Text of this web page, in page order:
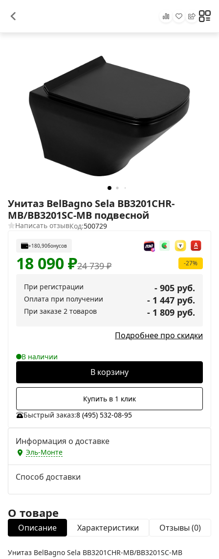
Унитаз BelBagno Sela BB3201CHR-
MB/BB3201SC-MB подвесной
Написать отзывКод:500729
+180,90бонусов
24 739₽
18 090₽ -27%
При регистрации - 905 руб.
Оплата при получении - 1 447 руб.
При заказе 2 товаров - 1 809 руб.
Подробнее про скидки
В наличии
В корзину
Купить в 1 клик
Быстрый заказ:8 (495) 532-08-95
Информация о доставке
Эль-Монте
Способ доставки
О товаре
Описание Характеристики Отзывы (0)
Унитаз BelBagno Sela BB3201CHR-MB/BB3201SC-MB